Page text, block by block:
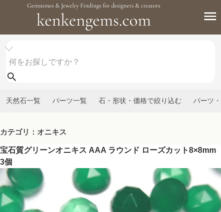
天然石一覧 パーツ一覧 石・形状・価格で絞り込む パーツ
カテゴリ：オニキス
宝石質グリーンオニキス AAA ラウンド ローズカット8×8mm
3個